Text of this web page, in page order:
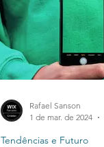
Rafael Sanson
1 de mar. de 2024
Tendências e Futuro